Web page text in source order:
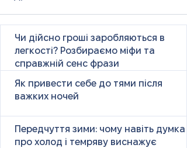
Чи дійсно гроші заробляються в
легкості? Розбираємо міфи та
справжній сенс фрази
Як привести себе до тями після
важких ночей
Передчуття зими: чому навіть думка
про холод і темряву виснажує